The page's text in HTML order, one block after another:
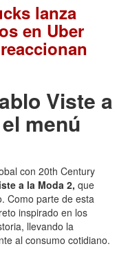
lanza
en Uber
Viste a
menú
con 20th Century
a la Moda 2, que
Como parte de esta
inspirado en los
llevando la
al consumo cotidiano.